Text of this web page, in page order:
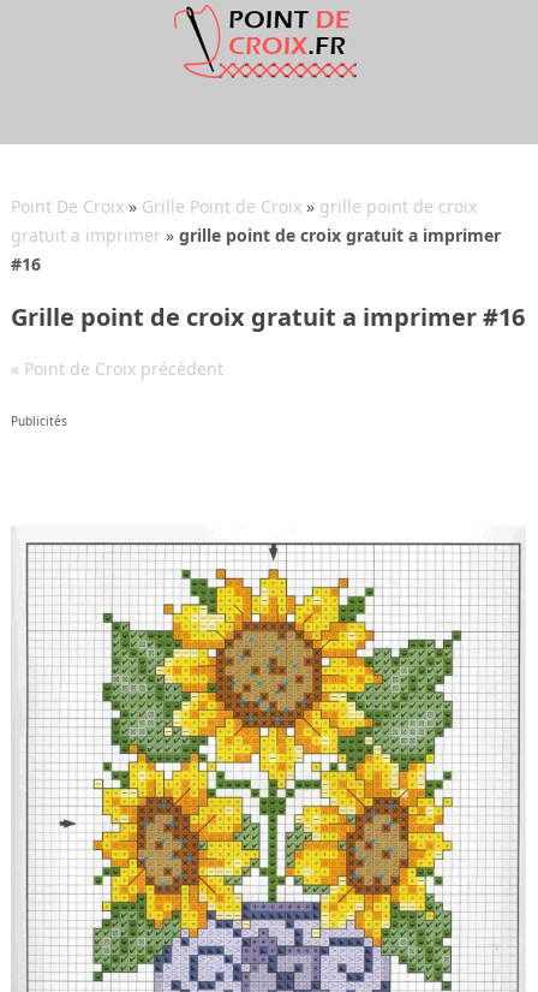
Point De Croix» Grille Point de Croix» grille point de croix
gratuit a imprimer» grille point de croix gratuit a imprimer
#16
Grille point de croix gratuit a imprimer #16
« Point de Croix précédent
Publicités